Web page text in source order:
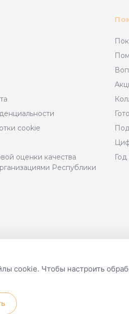
cookie
оценки качества
Республики
поддержка сайтов
cookie. Чтобы настроить